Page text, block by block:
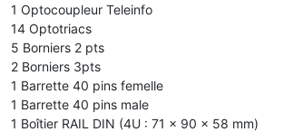
1 Optocoupleur Teleinfo
14 Optotriacs
5 Borniers 2 pts
2 Borniers 3pts
1 Barrette 40 pins femelle
1 Barrette 40 pins male
1 Boîtier RAIL DIN (4U : 71 x 90 x 58 mm)